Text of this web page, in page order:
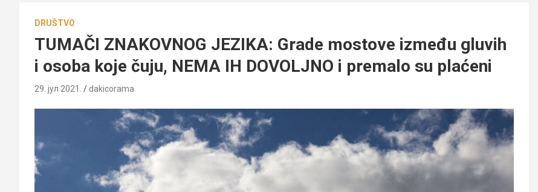
DRUŠTVO
TUMAČI ZNAKOVNOG JEZIKA: Grade mostove između gluvih
i osoba koje čuju, NEMA IH DOVOLJNO i premalo su plaćeni
29. јул 2021. dakicorama